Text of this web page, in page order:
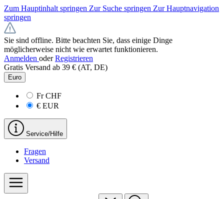
Zum Hauptinhalt springen Zur Suche springen Zur Hauptnavigation
springen
Sie sind offline. Bitte beachten Sie, dass einige Dinge
möglicherweise nicht wie erwartet funktionieren.
Anmelden oder Registrieren
Gratis Versand ab 39 € (AT, DE)
Euro
FrCHF
€ EUR
Service/Hilfe
Fragen
Versand